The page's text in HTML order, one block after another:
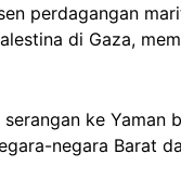
perdagangan
di Gaza,
ke Yaman
negara Barat